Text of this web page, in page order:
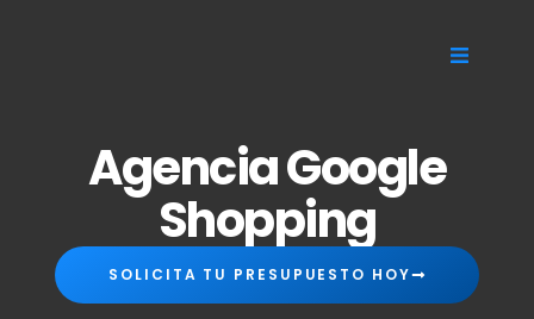
Agencia Google
Shopping
SOLICITA TU PRESUPUESTO HOY